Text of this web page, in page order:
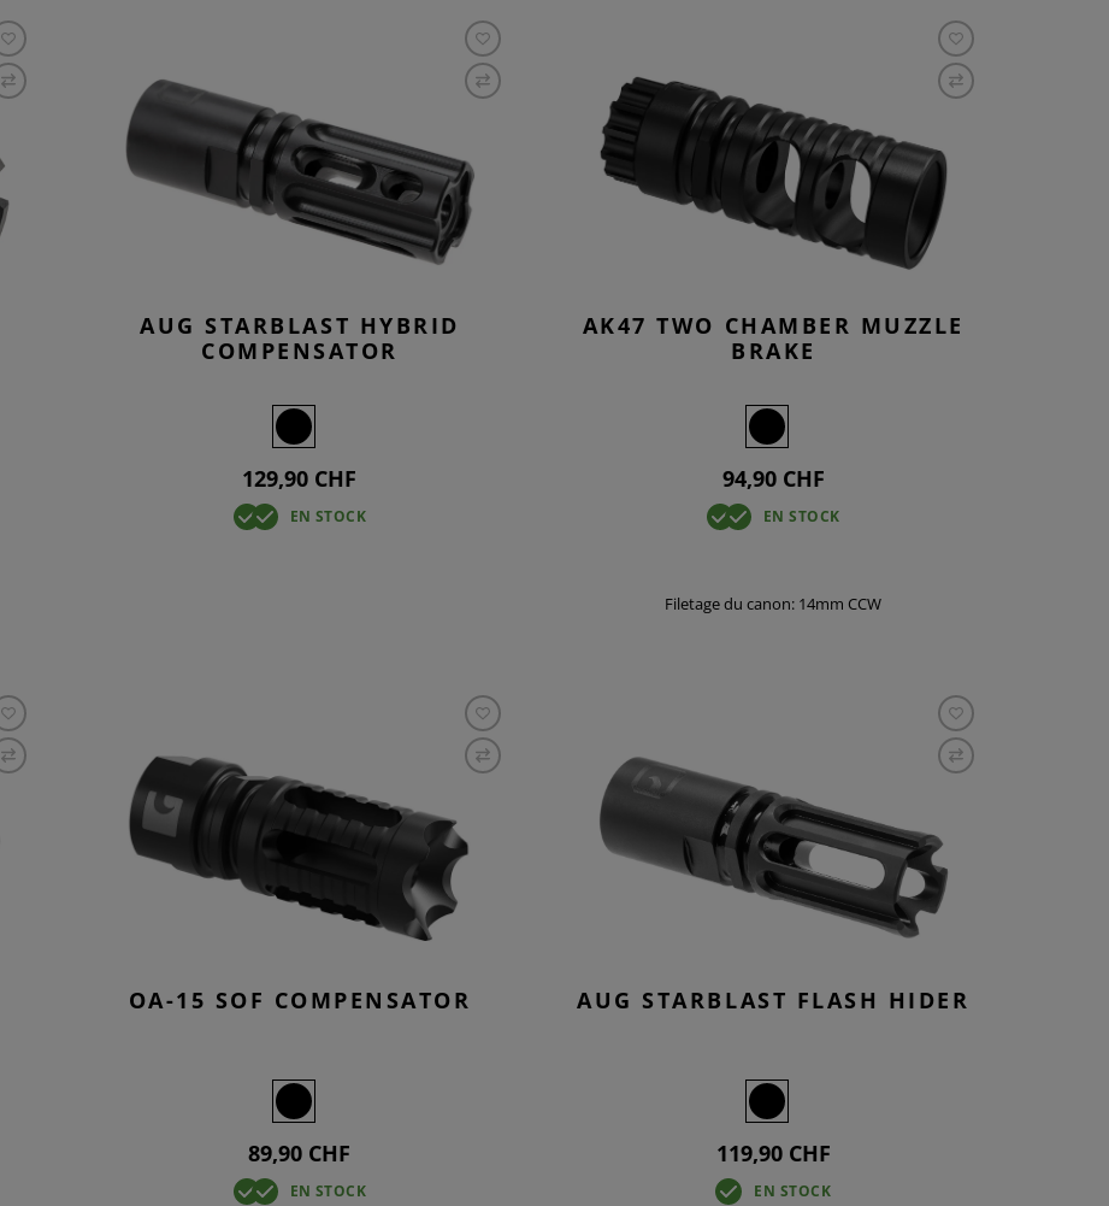
AUG STARBLAST HYBRID
COMPENSATOR
129,90 CHF
EN STOCK
AK47 TWO CHAMBER MUZZLE
BRAKE
94,90 CHF
EN STOCK
Filetage du canon: 14mm CCW
OA-15 SOF COMPENSATOR
89,90 CHF
EN STOCK
AUG STARBLAST FLASH HIDER
119,90 CHF
EN STOCK